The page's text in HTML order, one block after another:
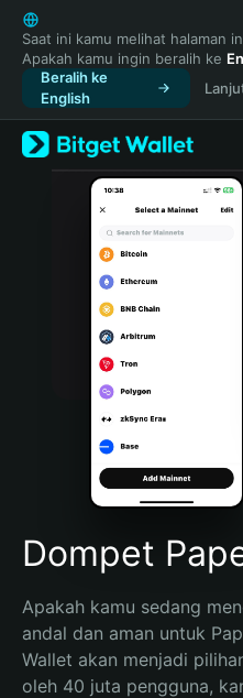
English
日本語
Tiếng Việt
Русский
Español (Latinoamérica)
Türkçe
Italiano
Português (Portugal)
Bahasa Indonesia
Português (Brasil)
Español (Argentina)
Saat ini kamu melihat halaman
Apakah kamu ingin beralih ke
Beralih ke
English
Dompet
Apakah kamu sedang
andal dan aman untuk
Wallet akan menjadi
oleh 40 juta pengguna,